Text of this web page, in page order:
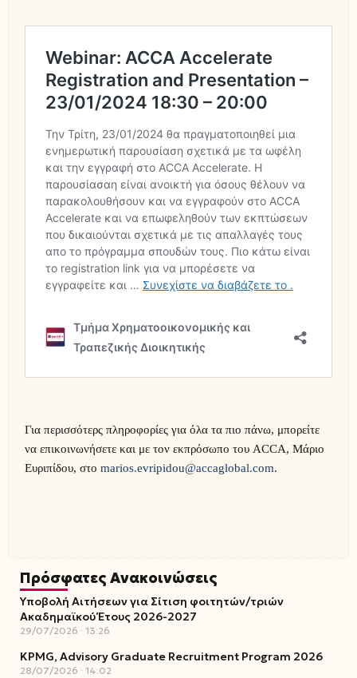
Για περισσότερς πληροφορίες για όλα τα πιο πάνω, μπορείτε
να επικοινωνήσετε και με τον εκπρόσωπο του ACCA, Μάριο
Ευριπίδου, στο marios.evripidou@accaglobal.com.
Πρόσφατες Ανακοινώσεις
Υποβολή Αιτήσεων για Σίτιση φοιτητών/τριών
Ακαδημαϊκού Έτους 2026-2027
29/07/2026 13:26
KPMG, Advisory Graduate Recruitment Program 2026
28/07/2026 14:02